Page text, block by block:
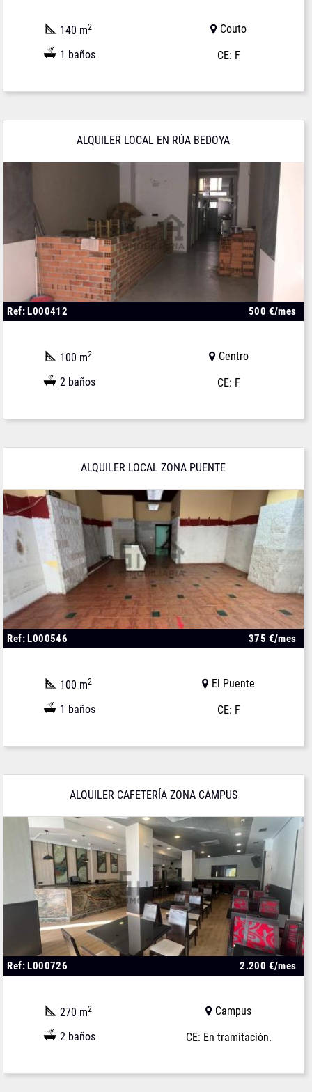
140 m2
1 baños
Couto
CE: F
ALQUILER LOCAL EN RÚA BEDOYA
Ref: L000412 500 €/mes
100 m2
2 baños
Centro
CE: F
ALQUILER LOCAL ZONA PUENTE
Ref: L000546 375 €/mes
100 m2
1 baños
El Puente
CE: F
ALQUILER CAFETERÍA ZONA CAMPUS
Ref: L000726 2.200 €/mes
270 m2
2 baños
Campus
CE: En tramitación.